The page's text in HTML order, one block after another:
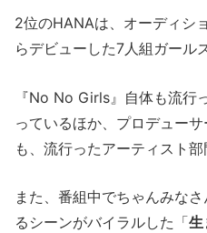
2位のHANAは、オーディシ
らデビューした7人組ガール
『No No Girls』自体も流行
っているほか、プロデュー
も、流行ったアーティスト部
また、番組中でちゃんみな
るシーンがバイラルした「生